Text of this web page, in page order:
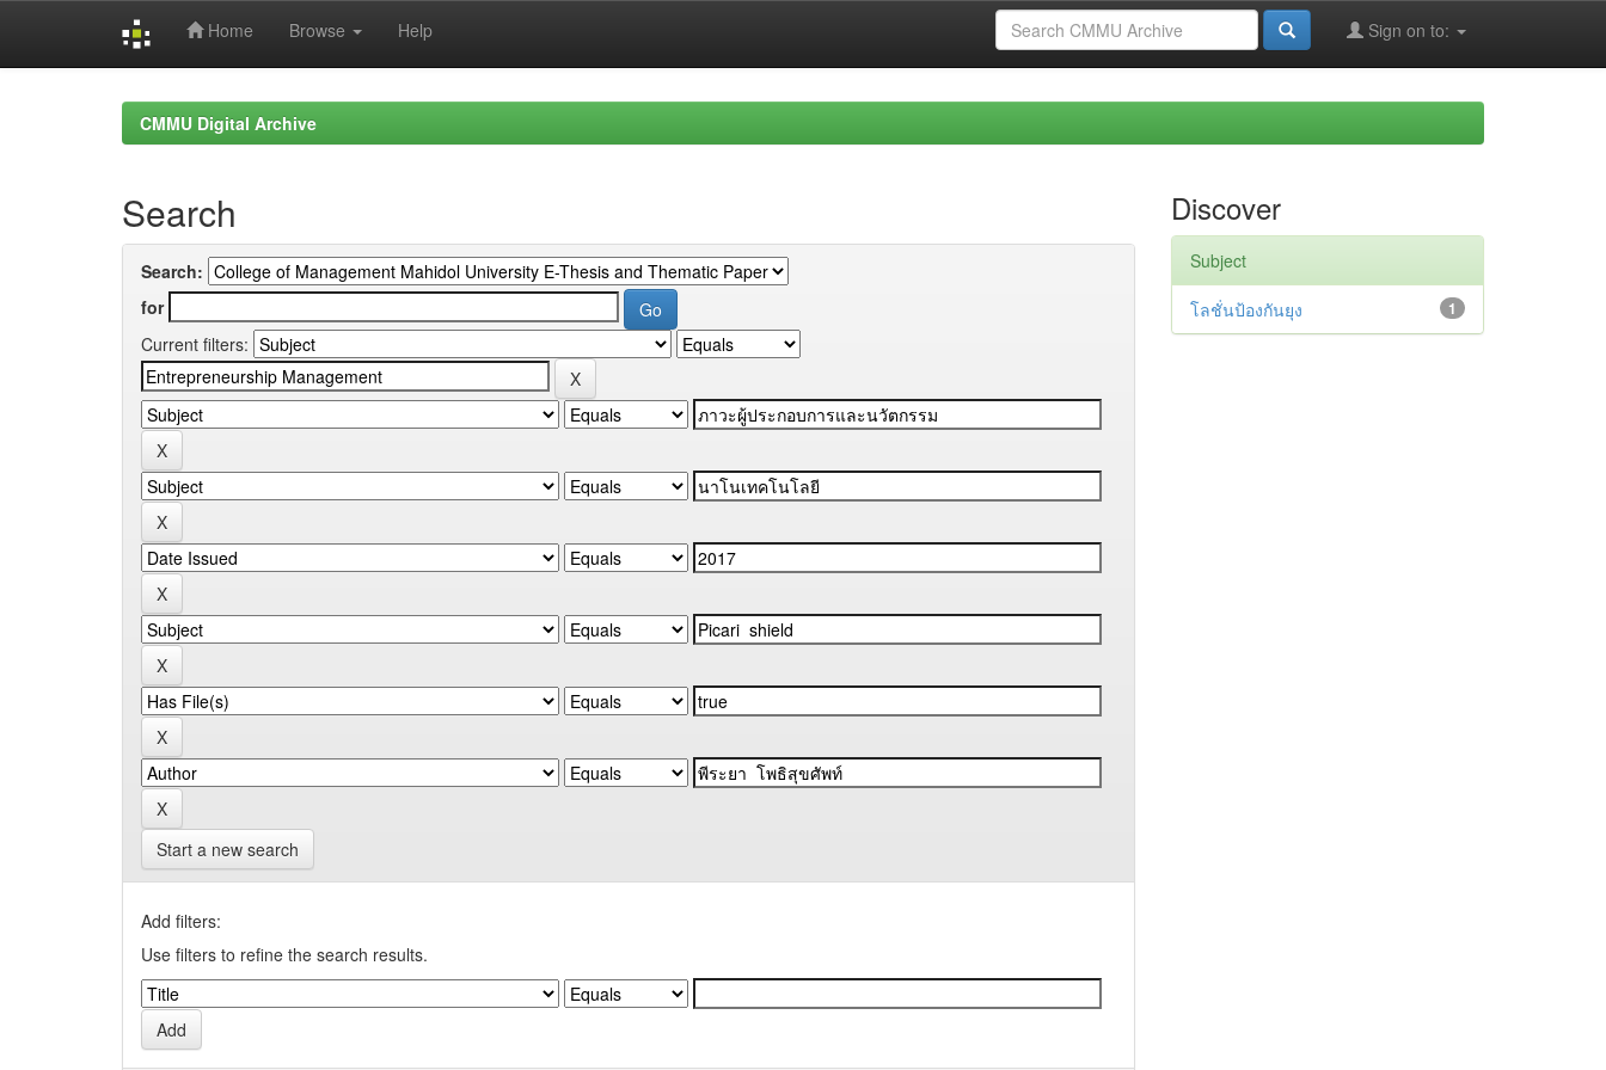
Home Browse Help Sign on to:
CMMU Digital Archive
Search
Search:
for
Current filters:
Start a new search
Add filters:
Use filters to refine the search results.
Discover
Subject
1
โลชั่นป้องกันยุง